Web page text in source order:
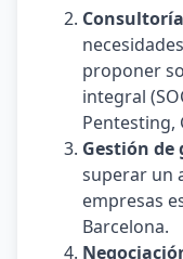
proponer
integral
Pentesting,
Gestión de
superar un
empresas
Barcelona.